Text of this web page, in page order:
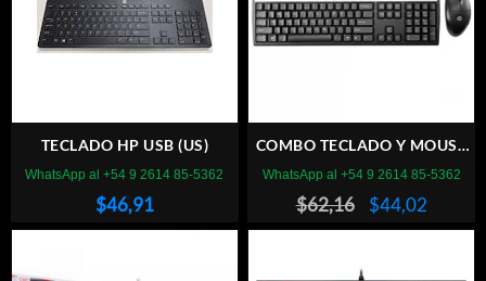
TECLADO HP USB (US)
$46,91
WhatsApp al +54 9 2614 85-5362
COMBO TECLADO Y MOUSE
US HPE USB
$62,16
El
precio
$44,02El
precio
WhatsApp al +54 9 2614 85-5362